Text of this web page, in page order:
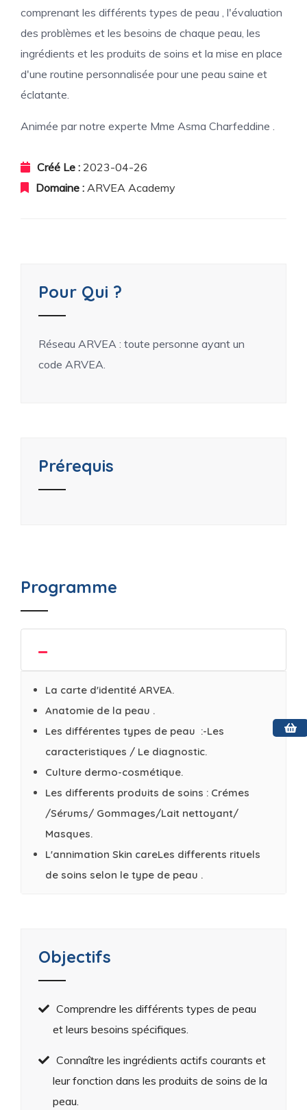
comprenant les différents types de peau , l'évaluation
des problèmes et les besoins de chaque peau, les
ingrédients et les produits de soins et la mise en place
d'une routine personnalisée pour une peau saine et
éclatante.
Animée par notre experte Mme Asma Charfeddine .
Créé Le : 2023-04-26
Domaine : ARVEA Academy
Pour Qui ?
Réseau ARVEA : toute personne ayant un
code ARVEA.
Prérequis
Programme
La carte d'identité ARVEA.
Anatomie de la peau .
Les différentes types de peau :-Les
caracteristiques / Le diagnostic.
Culture dermo-cosmétique.
Les differents produits de soins : Crémes
/Sérums/ Gommages/Lait nettoyant/
Masques.
L'annimation Skin careLes differents rituels
de soins selon le type de peau .
Objectifs
Comprendre les différents types de peau
et leurs besoins spécifiques.
Connaître les ingrédients actifs courants et
leur fonction dans les produits de soins de la
peau.